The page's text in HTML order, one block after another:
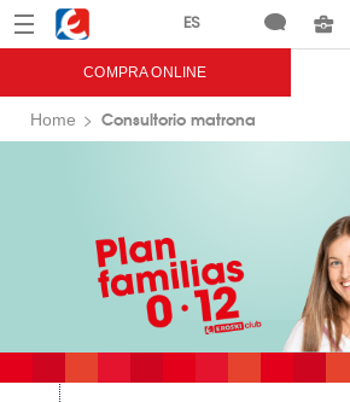
Menú Eroski
COMPRA ONLINE
Home Consultorio matrona